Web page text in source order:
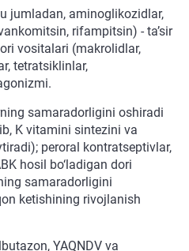
jumladan, aminoglikozidlar,
rifampitsin) - ta’sir
vositalari (makrolidlar,
tetratsiklinlar,
samaradorligini oshiradi
K vitamini sintezini va
peroral kontratseptivlar,
hosil bo‘ladigan dori
samaradorligini
ketishining rivojlanish
YAQNDV va